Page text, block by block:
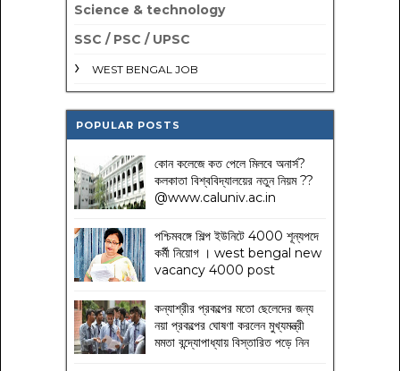
Science & technology
SSC / PSC / UPSC
WEST BENGAL JOB
POPULAR POSTS
কোন কলেজে কত পেলে মিলবে অনার্স?
কলকাতা বিশ্ববিদ্যালয়ের নতুন নিয়ম??
@www.caluniv.ac.in
পশ্চিমবঙ্গে শিল্প ইউনিটে 4000 শূন্যপদে
কর্মী নিয়োগ । west bengal new
vacancy 4000 post
কন্যাশ্রীর প্রকল্পের মতো ছেলেদের জন্য
নয়া প্রকল্পের ঘোষণা করলেন মুখ্যমন্ত্রী
মমতা বন্দ্যোপাধ্যায় বিস্তারিত পড়ে নিন